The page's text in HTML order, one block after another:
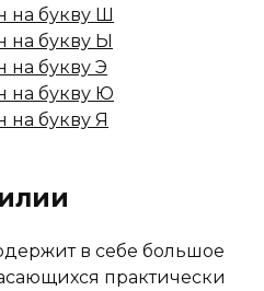
на букву Ш
на букву Ы
на букву Э
на букву Ю
на букву Я
в себе большое
практически